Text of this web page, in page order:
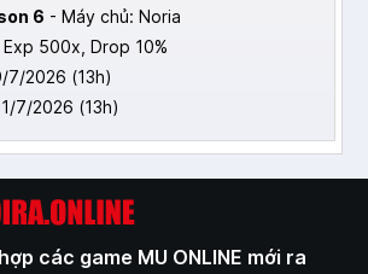
6 - Máy chủ: Noria
500x, Drop 10%
7/2026 (13h)
7/2026 (13h)
các game MU ONLINE mới ra